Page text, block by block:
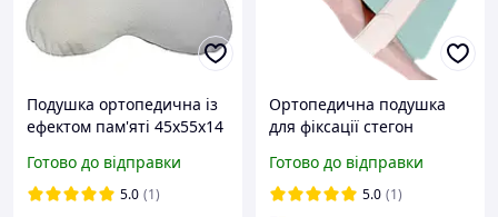
Подушка ортопедична із
ефектом пам'яті 45х55x14
Готово до відправки
5.0 (1)
Ортопедична подушка
для фіксації стегон
J2506 32x46 см
Готово до відправки
5.0 (1)